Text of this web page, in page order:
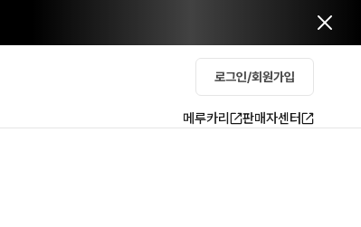
로그인/회원가입
메루카리 판매자센터